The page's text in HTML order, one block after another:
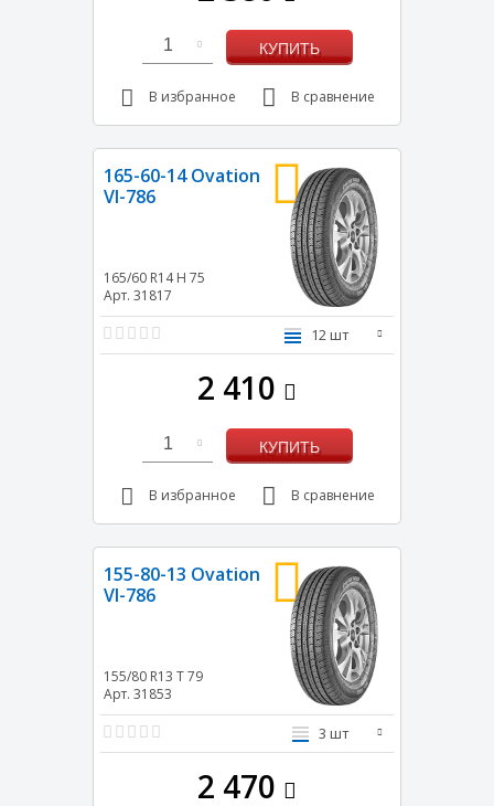
1 КУПИТЬ
В избранное В сравнение
165-60-14 Ovation
VI-786
165/60 R14 H 75
Арт. 31817
12 шт
2 410
1 КУПИТЬ
В избранное В сравнение
155-80-13 Ovation
VI-786
155/80 R13 T79
Арт. 31853
3 шт
2 470